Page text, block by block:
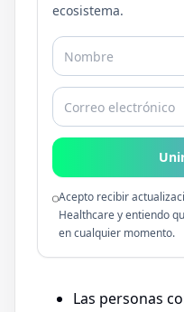
ecosistema.
Acepto recibir
Healthcare y entiendo
en cualquier momento.
Las personas